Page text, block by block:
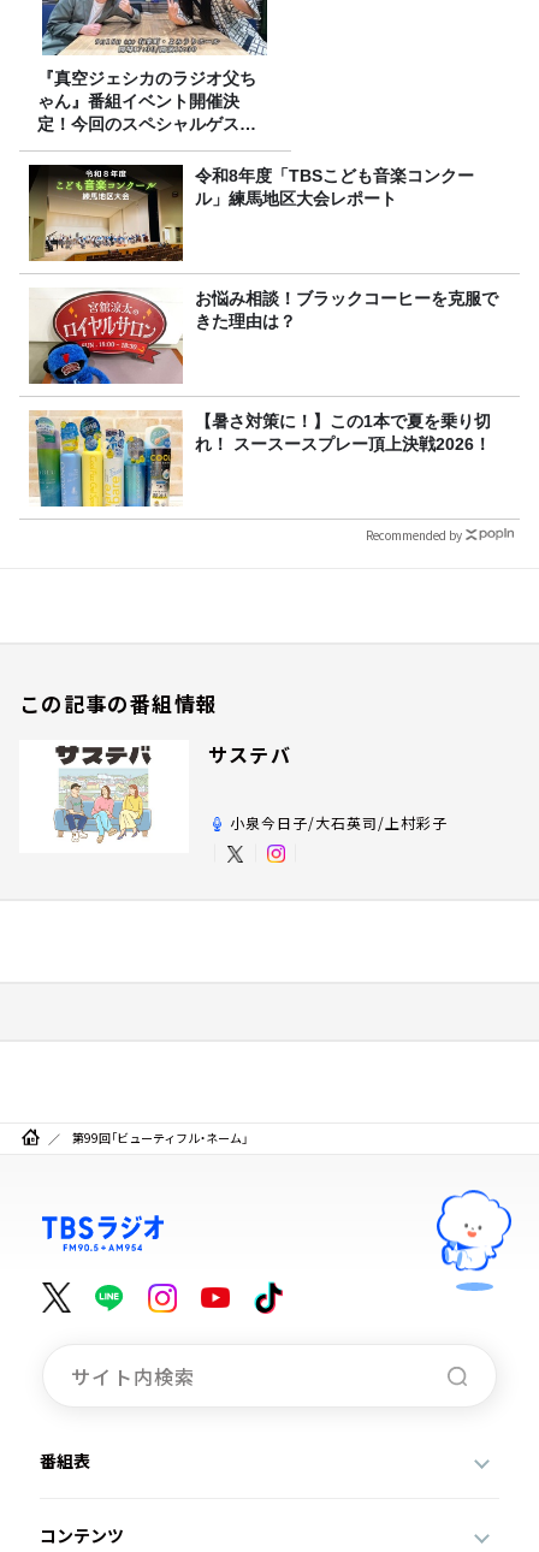
『真空ジェシカのラジオ父ち
ゃん』番組イベント開催決
定！今回のスペシャルゲスト
は、タカアンドトシ！
令和8年度「TBSこども音楽コンクー
ル」練馬地区大会レポート
お悩み相談！ブラックコーヒーを克服で
きた理由は？
【暑さ対策に！】この1本で夏を乗り切
れ！ スースースプレー頂上決戦2026！
Recommended by
この記事の番組情報
サステバ
小泉今日子/大石英司/上村彩子
第99回「ビューティフル・ネーム」
番組表
コンテンツ